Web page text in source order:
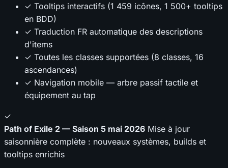
✓ Tooltips interactifs (1 459 icônes, 1 500+ tooltips
en BDD)
✓ Traduction FR automatique des descriptions
d'items
✓ Toutes les classes supportées (8 classes, 16
ascendances)
✓ Navigation mobile — arbre passif tactile et
équipement au tap
✓
Path of Exile 2 — Saison 5 mai 2026 Mise à jour
saisonnière complète : nouveaux systèmes, builds et
tooltips enrichis